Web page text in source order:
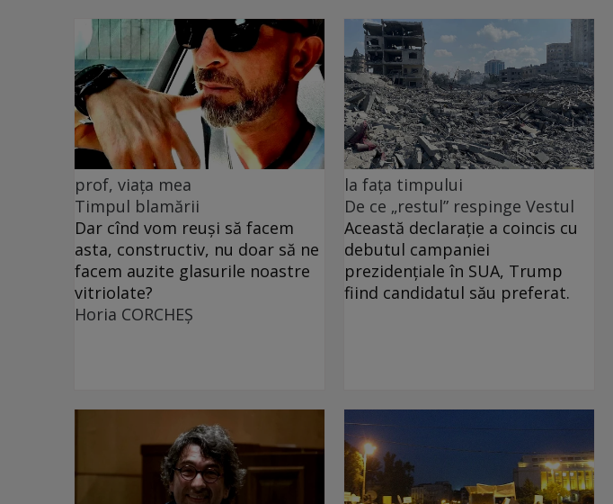
prof, viața mea
Timpul blamării
Dar cînd vom reuși să facem
asta, constructiv, nu doar să ne
facem auzite glasurile noastre
vitriolate?
Horia CORCHEŞ
la fața timpului
De ce „restul” respinge Vestul
Această declarație a coincis cu
debutul campaniei
prezidențiale în SUA, Trump
fiind candidatul său preferat.